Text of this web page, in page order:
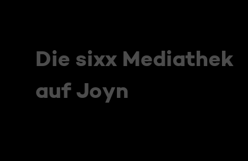
Die sixx Mediathek
auf Joyn